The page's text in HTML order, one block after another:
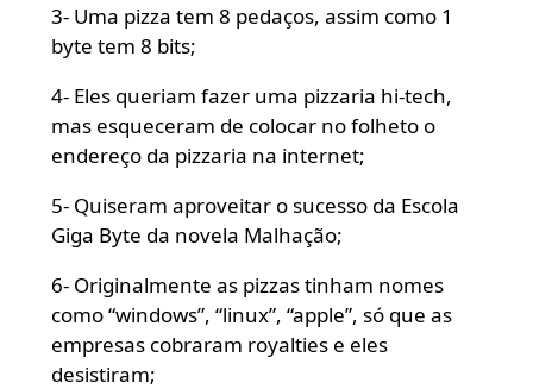
3- Uma pizza tem 8 pedaços, assim como 1
byte tem 8 bits;
4- Eles queriam fazer uma pizzaria hi-tech,
mas esqueceram de colocar no folheto o
endereço da pizzaria na internet;
5- Quiseram aproveitar o sucesso da Escola
Giga Byte da novela Malhação;
6- Originalmente as pizzas tinham nomes
como “windows”, “linux”, “apple”, só que as
empresas cobraram royalties e eles
desistiram;